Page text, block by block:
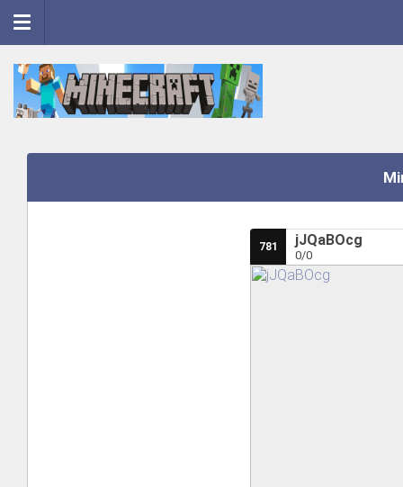
781 jJQaBOcg
0/0